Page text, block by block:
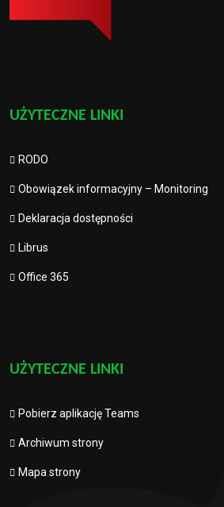
UŻYTECZNE LINKI
RODO
Obowiązek informacyjny – Monitoring
Deklaracja dostępności
Librus
Office 365
UŻYTECZNE LINKI
Pobierz aplikację Teams
Archiwum strony
Mapa strony